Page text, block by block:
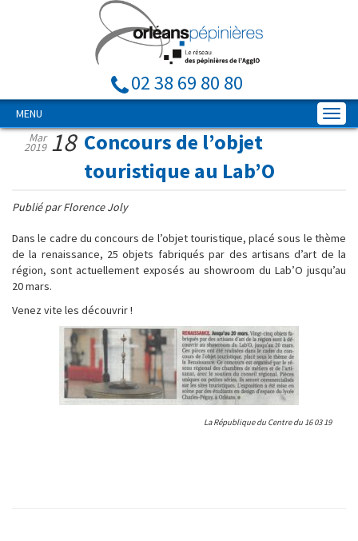
02 38 69 80 80
MENU
Concours de l’objet
touristique au Lab’O
Mar
2019 18
Publié par Florence Joly
Dans le cadre du concours de l’objet touristique, placé sous le thème
de la renaissance, 25 objets fabriqués par des artisans d’art de la
région, sont actuellement exposés au showroom du Lab’O jusqu’au
20 mars.
Venez vite les découvrir !
La République du Centre du 16 03 19